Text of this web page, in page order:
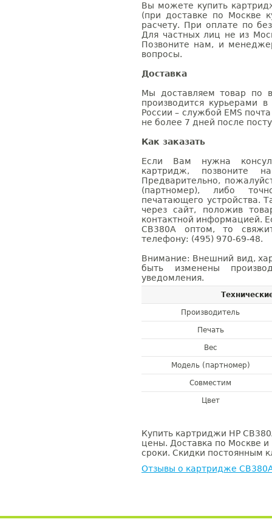
Вы можете купить
(при доставке по Москве
расчету. При оплате по
Для частных лиц не из
Позвоните нам, и
вопросы.
Доставка
Мы доставляем товар по
производится курьерами
России – службой EMS
не более 7 дней после
Как заказать
Если Вам нужна
картридж, позвоните
Предварительно,
(партномер), либо
печатающего устройства.
через сайт, положив
контактной информацией.
CB380A оптом, то
телефону: (495) 970-69-48.
Внимание: Внешний вид,
быть изменены
уведомления.
Производитель
Печать
Вес
Модель (партномер)
Совместим
Цвет
Купить картриджи HP
цены. Доставка по Москве и
сроки. Скидки постоянным
Отзывы о картридже